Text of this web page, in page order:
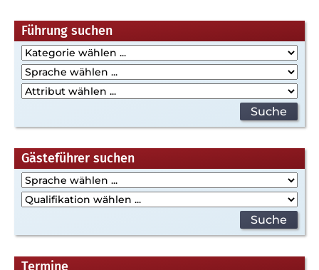
Beitragsnavigation
Führung suchen
Gästeführer suchen
Termine